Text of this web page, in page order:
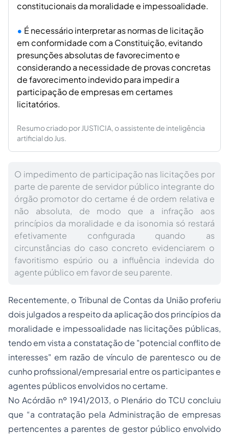
constitucionais da moralidade e impessoalidade.
É necessário interpretar as normas de licitação
em conformidade com a Constituição, evitando
presunções absolutas de favorecimento e
considerando a necessidade de provas concretas
de favorecimento indevido para impedir a
participação de empresas em certames
licitatórios.
Resumo criado por JUSTICIA, o assistente de inteligência
artificial do Jus.
O impedimento de participação nas licitações por
parte de parente de servidor público integrante do
órgão promotor do certame é de ordem relativa e
não absoluta, de modo que a infração aos
princípios da moralidade e da isonomia só restará
efetivamente configurada quando as
circunstâncias do caso concreto evidenciarem o
favoritismo espúrio ou a influência indevida do
agente público em favor de seu parente.
Recentemente, o Tribunal de Contas da União proferiu
dois julgados a respeito da aplicação dos princípios da
moralidade e impessoalidade nas licitações públicas,
tendo em vista a constatação de "potencial conflito de
interesses" em razão de vínculo de parentesco ou de
cunho profissional/empresarial entre os participantes e
agentes públicos envolvidos no certame.
No Acórdão nº 1941/2013, o Plenário do TCU concluiu
que “a contratação pela Administração de empresas
pertencentes a parentes de gestor público envolvido